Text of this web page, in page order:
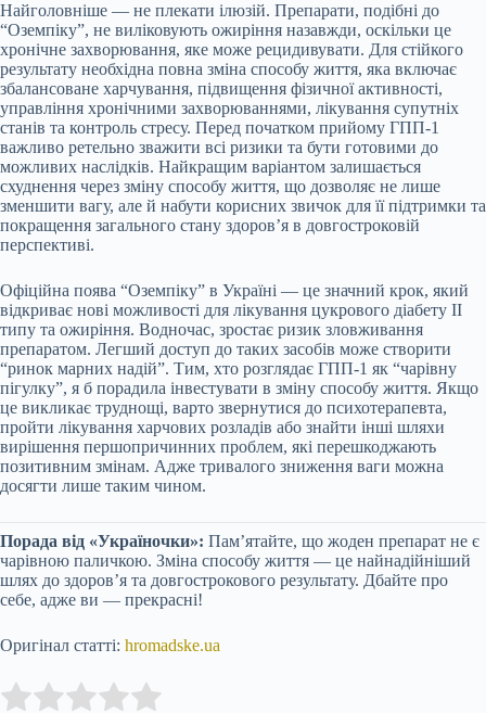
Найголовніше — не плекати ілюзій. Препарати, подібні до
“Оземпіку”, не виліковують ожиріння назавжди, оскільки це
хронічне захворювання, яке може рецидивувати. Для стійкого
результату необхідна повна зміна способу життя, яка включає
збалансоване харчування, підвищення фізичної активності,
управління хронічними захворюваннями, лікування супутніх
станів та контроль стресу. Перед початком прийому ГПП-1
важливо ретельно зважити всі ризики та бути готовими до
можливих наслідків. Найкращим варіантом залишається
схуднення через зміну способу життя, що дозволяє не лише
зменшити вагу, але й набути корисних звичок для її підтримки та
покращення загального стану здоров’я в довгостроковій
перспективі.
Офіційна поява “Оземпіку” в Україні — це значний крок, який
відкриває нові можливості для лікування цукрового діабету II
типу та ожиріння. Водночас, зростає ризик зловживання
препаратом. Легший доступ до таких засобів може створити
“ринок марних надій”. Тим, хто розглядає ГПП-1 як “чарівну
пігулку”, я б порадила інвестувати в зміну способу життя. Якщо
це викликає труднощі, варто звернутися до психотерапевта,
пройти лікування харчових розладів або знайти інші шляхи
вирішення першопричинних проблем, які перешкоджають
позитивним змінам. Адже тривалого зниження ваги можна
досягти лише таким чином.
Порада від «Україночки»: Пам’ятайте, що жоден препарат не є
чарівною паличкою. Зміна способу життя — це найнадійніший
шлях до здоров’я та довгострокового результату. Дбайте про
себе, адже ви — прекрасні!
Оригінал статті: hromadske.ua
Rate this item: